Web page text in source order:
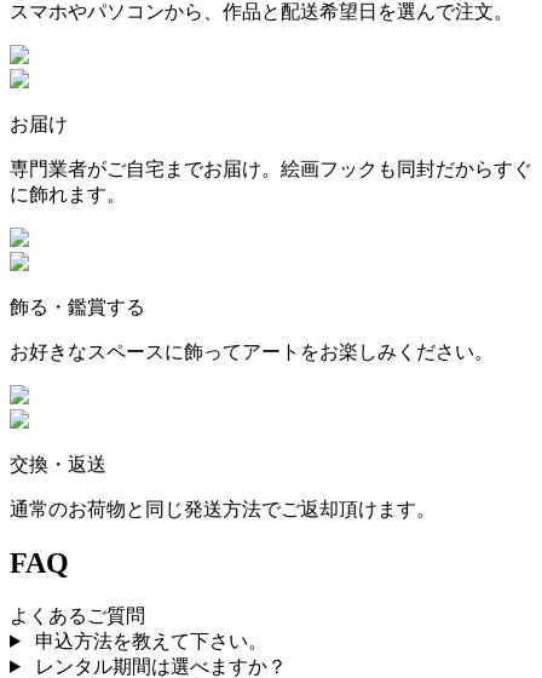
スマホやパソコンから、作品と配送希望日を選んで注文。
お届け
専門業者がご自宅までお届け。絵画フックも同封だからすぐ
に飾れます。
飾る・鑑賞する
お好きなスペースに飾ってアートをお楽しみください。
交換・返送
通常のお荷物と同じ発送方法でご返却頂けます。
FAQ
よくあるご質問
申込方法を教えて下さい。
レンタル期間は選べますか？